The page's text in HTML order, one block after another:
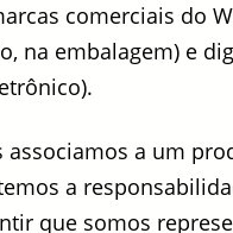
comerciais do
na embalagem) e
associamos a um
a
que somos